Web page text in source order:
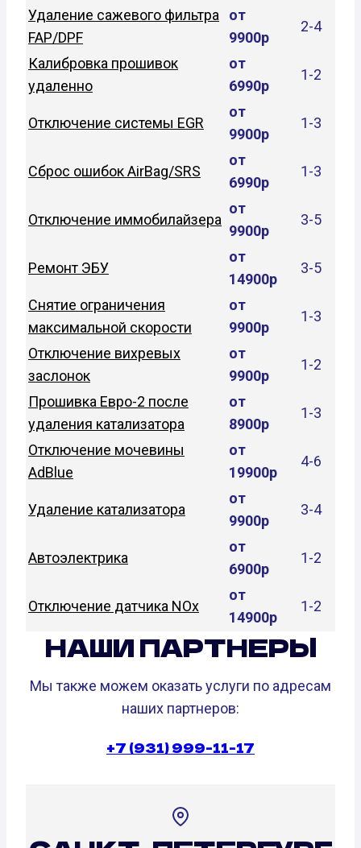
Удаление сажевого фильтра
FAP/DPF
от
9900р
2-4
Калибровка прошивок
удаленно
от
6990р
1-2
Отключение системы EGR
от
9900р
1-3
Сброс ошибок AirBag/SRS
от
6990р
1-3
Отключение иммобилайзера
от
9900р
3-5
Ремонт ЭБУ
от
14900р
3-5
Снятие ограничения
максимальной скорости
от
9900р
1-3
Отключение вихревых
заслонок
от
9900р
1-2
Прошивка Евро-2 после
удаления катализатора
от
8900р
1-3
Отключение мочевины
AdBlue
от
19900р
4-6
Удаление катализатора
от
9900р
3-4
Автоэлектрика
от
6900р
1-2
Отключение датчика NOx
от
14900р
1-2
НАШИ ПАРТНЕРЫ
Мы также можем оказать услуги по адресам
наших партнеров:
+7 (931) 999-11-17